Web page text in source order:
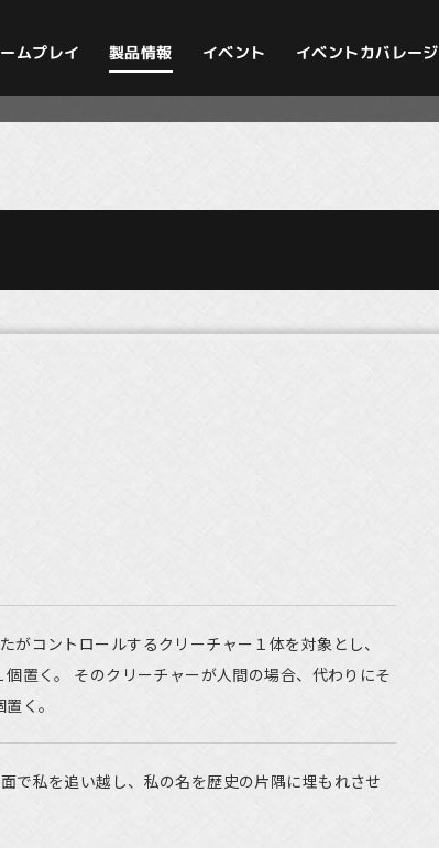
ムプレイ 製品情報 イベント イベントカバレージ
がコントロールするクリーチャー１体を対象とし、
置く。 そのクリーチャーが人間の場合、代わりにそ
く。
で私を追い越し、私の名を歴史の片隅に埋もれさせ